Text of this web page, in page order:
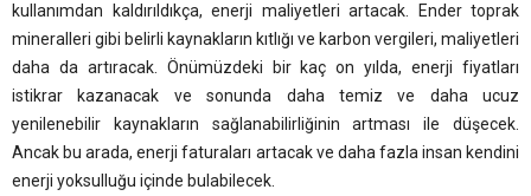
kullanımdan kaldırıldıkça, enerji maliyetleri artacak. Ender toprak
mineralleri gibi belirli kaynakların kıtlığı ve karbon vergileri, maliyetleri
daha da artıracak. Önümüzdeki bir kaç on yılda, enerji fiyatları
istikrar kazanacak ve sonunda daha temiz ve daha ucuz
yenilenebilir kaynakların sağlanabilirliğinin artması ile düşecek.
Ancak bu arada, enerji faturaları artacak ve daha fazla insan kendini
enerji yoksulluğu içinde bulabilecek.